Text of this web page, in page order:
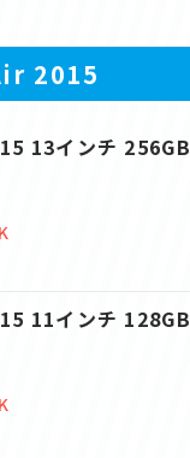
2015
13インチ 256GB
11インチ 128GB